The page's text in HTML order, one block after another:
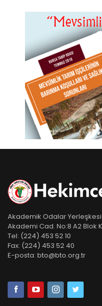
Akademik Odalar Yerleşkesi
Akademi Cad. No:8 A2 Blok
Tel: (224) 453 52 10
Fax: (224) 453 52 40
E-posta: bto@bto.org.tr